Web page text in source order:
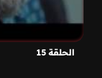
الحلقة 15